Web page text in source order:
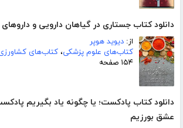
دانلود کتاب جستاری در گیاهان دارویی و
از: دیوید هوپر
کتاب‌های علوم پزشکی، کتاب‌های
۱۵۴ صفحه
دانلود کتاب پادکست؛ یا چگونه یاد بگیریم
عشق بورزیم